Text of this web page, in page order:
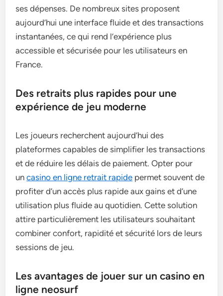
ses dépenses. De nombreux sites proposent
aujourd’hui une interface fluide et des transactions
instantanées, ce qui rend l’expérience plus
accessible et sécurisée pour les utilisateurs en
France.
Des retraits plus rapides pour une
expérience de jeu moderne
Les joueurs recherchent aujourd’hui des
plateformes capables de simplifier les transactions
et de réduire les délais de paiement. Opter pour
uncasino en ligne retrait rapide permet souvent de
profiter d’un accès plus rapide aux gains et d’une
utilisation plus fluide au quotidien. Cette solution
attire particulièrement les utilisateurs souhaitant
combiner confort, rapidité et sécurité lors de leurs
sessions de jeu.
Les avantages de jouer sur un casino en
ligne neosurf